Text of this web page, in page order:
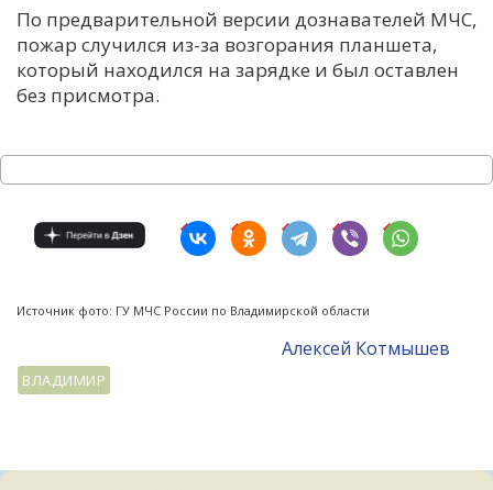
По предварительной версии дознавателей МЧС,
пожар случился из-за возгорания планшета,
который находился на зарядке и был оставлен
без присмотра.
Источник фото: ГУ МЧС России по Владимирской области
Алексей Котмышев
ВЛАДИМИР